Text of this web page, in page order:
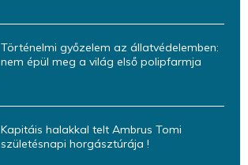
Történelmi győzelem az állatvédelemben:
nem épül meg a világ első polipfarmja
Kapitáis halakkal telt Ambrus Tomi
születésnapi horgásztúrája !